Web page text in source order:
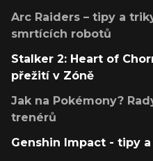
Arc Raiders – tipy a
smrtících robotů
Stalker 2: Heart of
přežití v Zóně
Jak na Pokémony?
trenérů
Genshin Impact - tipy